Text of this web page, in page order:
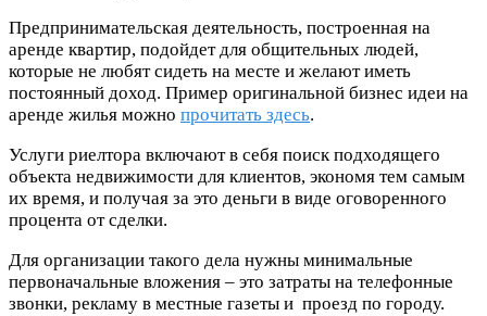
Предпринимательская деятельность, построенная на
аренде квартир, подойдет для общительных людей,
которые не любят сидеть на месте и желают иметь
постоянный доход. Пример оригинальной бизнес идеи на
аренде жилья можно прочитать здесь.
Услуги риелтора включают в себя поиск подходящего
объекта недвижимости для клиентов, экономя тем самым
их время, и получая за это деньги в виде оговоренного
процента от сделки.
Для организации такого дела нужны минимальные
первоначальные вложения – это затраты на телефонные
звонки, рекламу в местные газеты и проезд по городу.